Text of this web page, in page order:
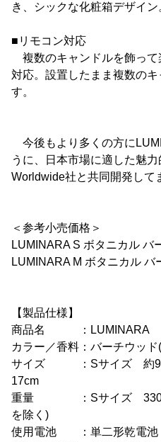
き、シックな化粧箱デザイン
■リモコン対応
複数のキャンドルを飾って
対応。設置したまま複数の
す。
今後もより多くの方に
うに、日本市場に適した魅
Worldwide社と共同開発して
＜参考小売価格＞
LUMINARA S ボタニカル バ
LUMINARA M ボタニカル
【製品仕様】
商品名 ：LUMINARA
カラー／香料：バーチウッド
サイズ ：Sサイズ 約9 ×
17cm
重量 ：Sサイズ 330g
を除く)
使用電池 ：単二形乾電池